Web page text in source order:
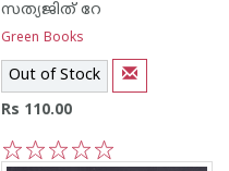
സത്യജിത് റേ
Green Books
Out of Stock
Rs 110.00